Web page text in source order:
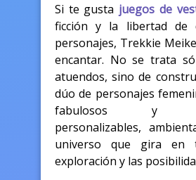
Si te gusta juegos de
ficción y la libertad de
personajes, Trekkie
encantar. No se trata
atuendos, sino de
dúo de personajes
fabulosos y
personalizables,
universo que gira
exploración y las